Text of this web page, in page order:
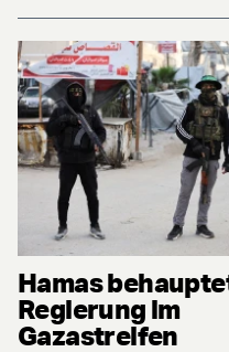
Hamas
Regierung im
Gazastreifen